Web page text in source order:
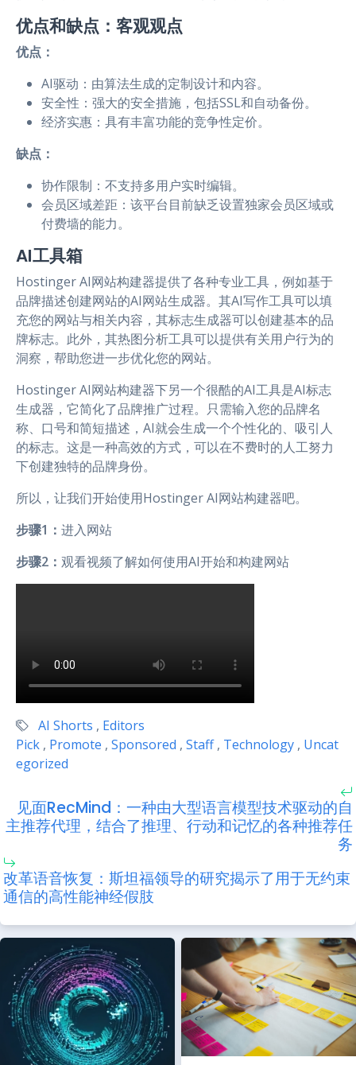
优点和缺点：客观观点
优点：
AI驱动：由算法生成的定制设计和内容。
安全性：强大的安全措施，包括SSL和自动备份。
经济实惠：具有丰富功能的竞争性定价。
缺点：
协作限制：不支持多用户实时编辑。
会员区域差距：该平台目前缺乏设置独家会员区域或
付费墙的能力。
AI工具箱
Hostinger AI网站构建器提供了各种专业工具，例如基于
品牌描述创建网站的AI网站生成器。其AI写作工具可以填
充您的网站与相关内容，其标志生成器可以创建基本的品
牌标志。此外，其热图分析工具可以提供有关用户行为的
洞察，帮助您进一步优化您的网站。
Hostinger AI网站构建器下另一个很酷的AI工具是AI标志
生成器，它简化了品牌推广过程。只需输入您的品牌名
称、口号和简短描述，AI就会生成一个个性化的、吸引人
的标志。这是一种高效的方式，可以在不费时的人工努力
下创建独特的品牌身份。
所以，让我们开始使用Hostinger AI网站构建器吧。
步骤1： 进入网站
步骤2： 观看视频了解如何使用AI开始和构建网站
AI Shorts , Editors
Pick , Promote , Sponsored , Staff , Technology , Uncat
egorized
见面RecMind：一种由大型语言模型技术驱动的自
主推荐代理，结合了推理、行动和记忆的各种推荐任
务
改革语音恢复：斯坦福领导的研究揭示了用于无约束
通信的高性能神经假肢